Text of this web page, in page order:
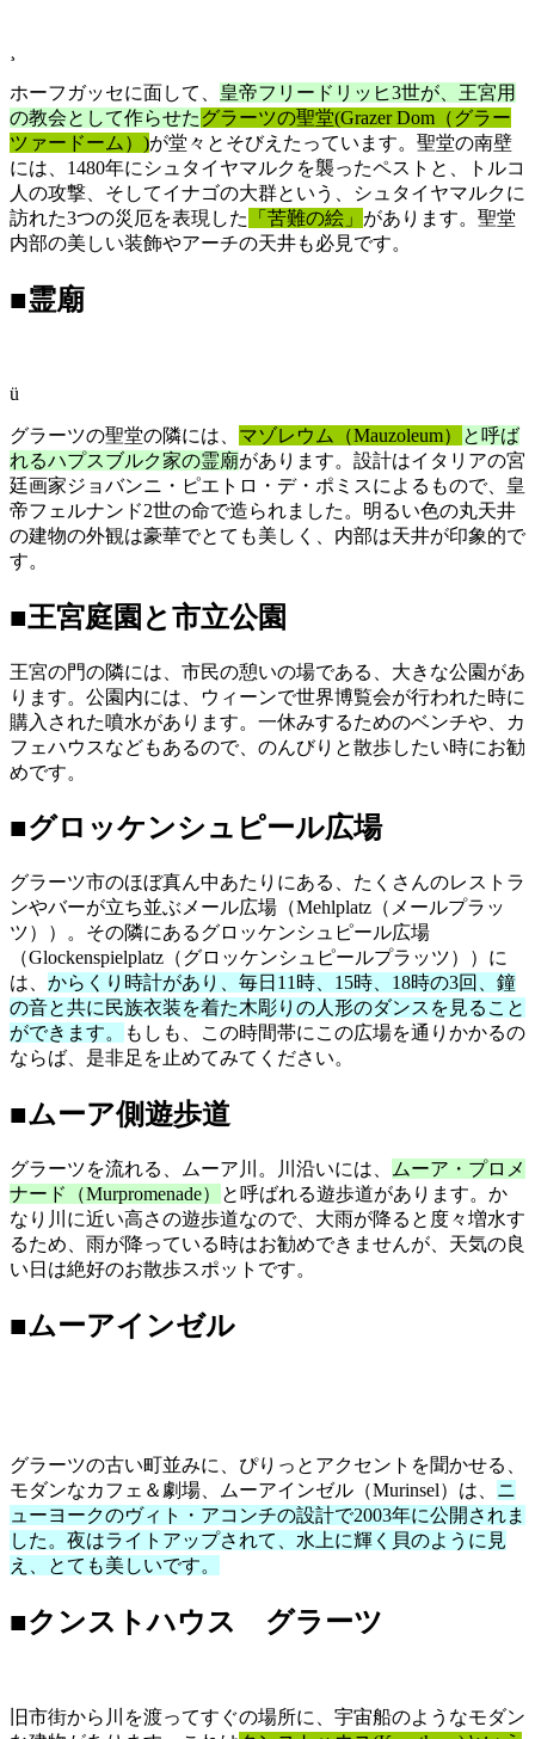
ホーフガッセに面して、 皇帝フリードリッヒ3世が、王宮用
の教会として作らせたグラーツの聖堂(Grazer Dom（グラー
ツァードーム）)が堂々とそびえたっています。聖堂の南壁
には、1480年にシュタイヤマルクを襲ったペストと、トルコ
人の攻撃、そしてイナゴの大群という、シュタイヤマルクに
訪れた3つの災厄を表現した
「苦難の絵」 があります。聖堂
内部の美しい装飾やアーチの天井も必見です。
■霊廟
ü
グラーツの聖堂の隣には、 マゾレウム（Mauzoleum）
と呼ば
れるハプスブルク家の霊廟があります。設計はイタリアの宮
廷画家ジョバンニ・ピエトロ・デ・ポミスによるもので、皇
帝フェルナンド2世の命で造られました。明るい色の丸天井
の建物の外観は豪華でとても美しく、内部は天井が印象的で
す。
■王宮庭園と市立公園
王宮の門の隣には、市民の憩いの場である、大きな公園があ
ります。公園内には、ウィーンで世界博覧会が行われた時に
購入された噴水があります。一休みするためのベンチや、カ
フェハウスなどもあるので、のんびりと散歩したい時にお勧
めです。
■グロッケンシュピール広場
グラーツ市のほぼ真ん中あたりにある、たくさんのレストラ
ンやバーが立ち並ぶメール広場（Mehlplatz（メールプラッ
ツ））。その隣にあるグロッケンシュピール広場
（Glockenspielplatz（グロッケンシュピールプラッツ））に
は、 からくり時計があり、毎日11時、15時、18時の3回、鐘
の音と共に民族衣装を着た木彫りの人形のダンスを見ること
ができます。
もしも、この時間帯にこの広場を通りかかるの
ならば、是非足を止めてみてください。
■ムーア側遊歩道
グラーツを流れる、ムーア川。川沿いには、
ムーア・プロメ
ナード（Murpromenade）
と呼ばれる遊歩道があります。か
なり川に近い高さの遊歩道なので、大雨が降ると度々増水す
るため、雨が降っている時はお勧めできませんが、天気の良
い日は絶好のお散歩スポットです。
■ムーアインゼル
グラーツの古い町並みに、ぴりっとアクセントを聞かせる、
モダンなカフェ＆劇場、ムーアインゼル（Murinsel）は、 ニ
ューヨークのヴィト・アコンチの設計で2003年に公開されま
した。夜はライトアップされて、水上に輝く貝のように見
え、とても美しいです。
■クンストハウス グラーツ
旧市街から川を渡ってすぐの場所に、宇宙船のようなモダン